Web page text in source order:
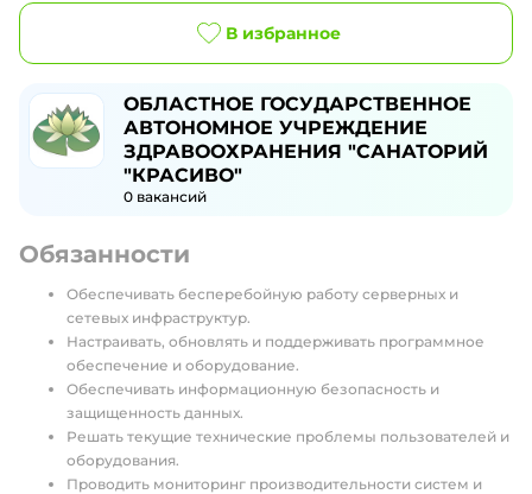
В избранное
ОБЛАСТНОЕ ГОСУДАРСТВЕННОЕ
АВТОНОМНОЕ УЧРЕЖДЕНИЕ
ЗДРАВООХРАНЕНИЯ "САНАТОРИЙ
"КРАСИВО"
0 вакансий
Обязанности
Обеспечивать бесперебойную работу серверных и
сетевых инфраструктур.
Настраивать, обновлять и поддерживать программное
обеспечение и оборудование.
Обеспечивать информационную безопасность и
защищенность данных.
Решать текущие технические проблемы пользователей и
оборудования.
Проводить мониторинг производительности систем и